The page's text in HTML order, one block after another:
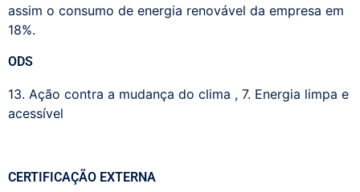
assim o consumo de energia renovável da empresa em
18%.
ODS
13. Ação contra a mudança do clima , 7. Energia limpa e
acessível
CERTIFICAÇÃO EXTERNA